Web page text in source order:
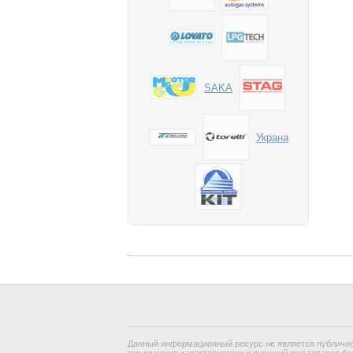
SAKA
Украна
Данный информационный ресурс не является